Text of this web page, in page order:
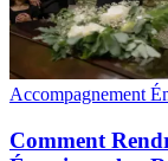
Accompagnement
Comment